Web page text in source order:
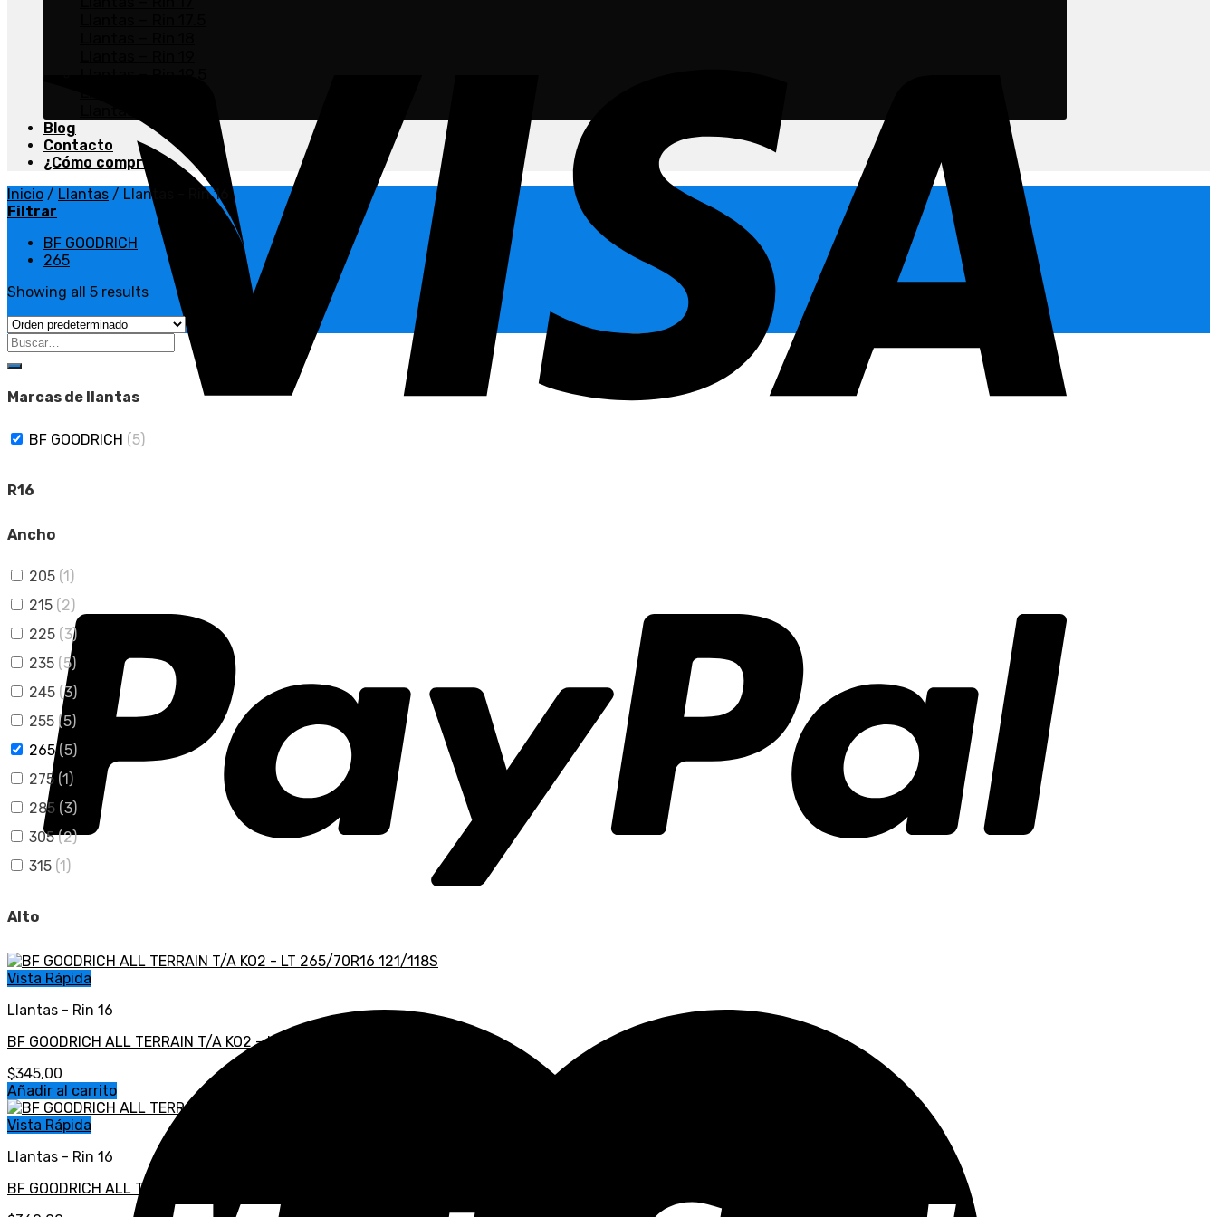
Blog
Contacto
¿Cómo comprar?
Inicio / Llantas / Llantas - Rin 16
Filtrar
BF GOODRICH
265
Showing all 5 results
Marcas de llantas
BF GOODRICH (5)
R16
Ancho
205 (1)
215 (2)
225 (3)
235 (5)
245 (3)
255 (5)
265(5)
275 (1)
285 (3)
305(2)
315 (1)
Alto
Vista Rápida
Llantas - Rin 16
BF GOODRICH ALL TERRAIN T/A KO2 – LT 265/70R16 121/118S
$345,00
Añadir al carrito
Vista Rápida
Llantas - Rin 16
BF GOODRICH ALL TERRAIN T/A KO2 – LT 265/75R16 123/120R